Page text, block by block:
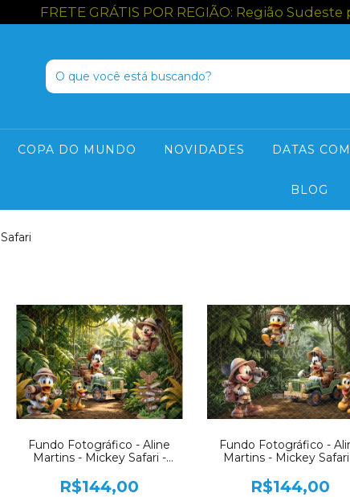
FRETE GRÁTIS POR REGIÃO: Região
COPA DO MUNDO NOVIDADES DATAS
BLOG
Safari
Fundo Fotográfico - Aline
Martins - Mickey Safari -
R$144,00
Fundo Fotográfico -
Martins - Mickey
R$144,00